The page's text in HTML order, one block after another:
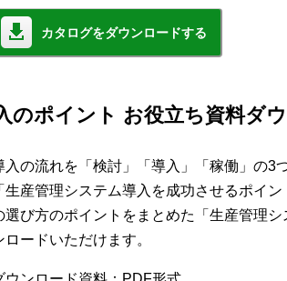
カタログをダウンロードする
のポイント お役立ち資料ダ
入の流れを「検討」「導入」「稼働」の3
生産管理システム導入を成功させるポイ
選び方のポイントをまとめた「生産管理
ロードいただけます。